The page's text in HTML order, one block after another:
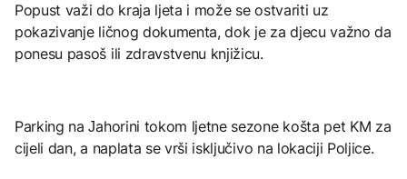
Popust važi do kraja ljeta i može se ostvariti uz
pokazivanje ličnog dokumenta, dok je za djecu važno da
ponesu pasoš ili zdravstvenu knjižicu.
Parking na Јahorini tokom ljetne sezone košta pet KM za
cijeli dan, a naplata se vrši isključivo na lokaciji Poljice.